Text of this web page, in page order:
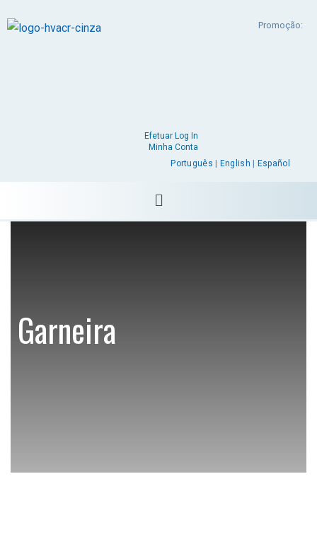
Promoção:
Efetuar Log In
Minha Conta
Português
English Español
Garneira